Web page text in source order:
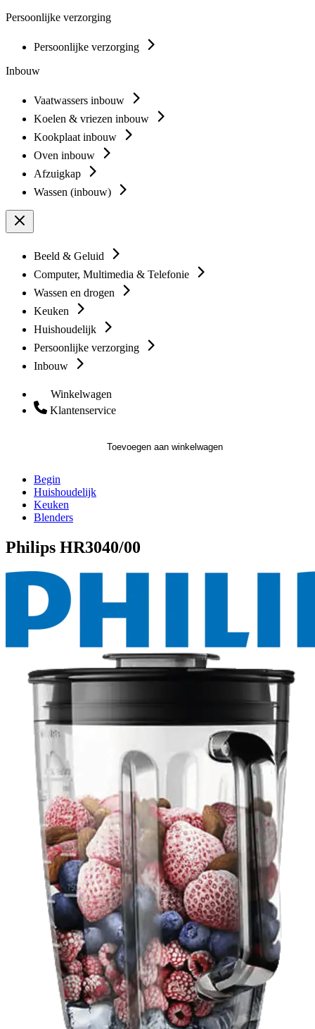
Persoonlijke verzorging
Persoonlijke verzorging
Inbouw
Vaatwassers inbouw
Koelen & vriezen inbouw
Kookplaat inbouw
Oven inbouw
Afzuigkap
Wassen (inbouw)
Beeld & Geluid
Computer, Multimedia & Telefonie
Wassen en drogen
Keuken
Huishoudelijk
Persoonlijke verzorging
Inbouw
Winkelwagen
Klantenservice
Toevoegen aan winkelwagen
Begin
Huishoudelijk
Keuken
Blenders
Philips HR3040/00